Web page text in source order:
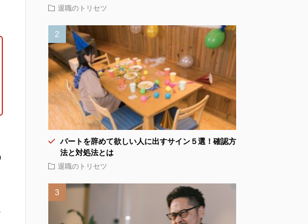
退職のトリセツ
パートを辞めて欲しい人に出すサイン５選！確認方
法と対処法とは
退職のトリセツ